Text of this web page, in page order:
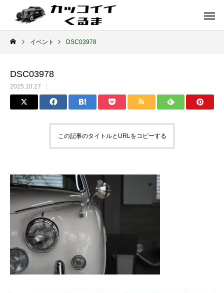
イギリス車
ENGLAND
ドイツ車
イベント DSC03978
DSC03978
2025.10.27
この記事のタイトルとURLをコピーする